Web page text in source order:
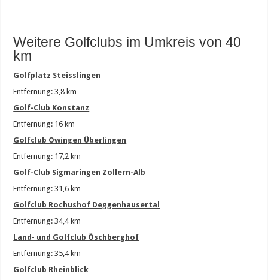
Weitere Golfclubs im Umkreis von 40
km
Golfplatz Steisslingen
Entfernung: 3,8 km
Golf-Club Konstanz
Entfernung: 16 km
Golfclub Owingen Überlingen
Entfernung: 17,2 km
Golf-Club Sigmaringen Zollern-Alb
Entfernung: 31,6 km
Golfclub Rochushof Deggenhausertal
Entfernung: 34,4 km
Land- und Golfclub Öschberghof
Entfernung: 35,4 km
Golfclub Rheinblick